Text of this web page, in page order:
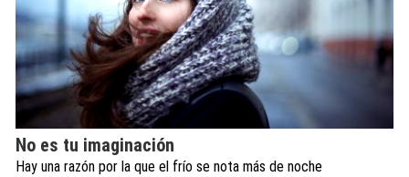
No es tu imaginación
Hay una razón por la que el frío se nota más de noche